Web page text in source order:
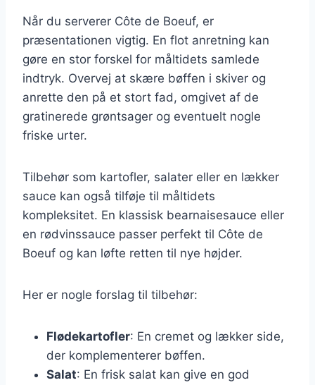
Når du serverer Côte de Boeuf, er
præsentationen vigtig. En flot anretning kan
gøre en stor forskel for måltidets samlede
indtryk. Overvej at skære bøffen i skiver og
anrette den på et stort fad, omgivet af de
gratinerede grøntsager og eventuelt nogle
friske urter.
Tilbehør som kartofler, salater eller en lækker
sauce kan også tilføje til måltidets
kompleksitet. En klassisk bearnaisesauce eller
en rødvinssauce passer perfekt til Côte de
Boeuf og kan løfte retten til nye højder.
Her er nogle forslag til tilbehør:
Flødekartofler: En cremet og lækker side,
der komplementerer bøffen.
Salat: En frisk salat kan give en god